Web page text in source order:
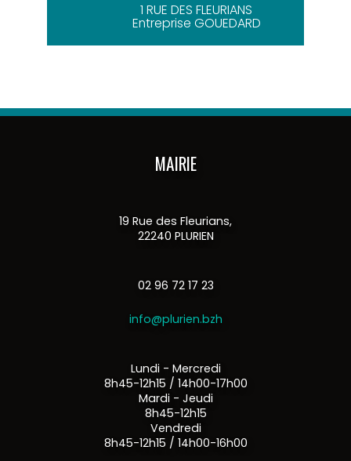
1 RUE DES FLEURIANS
Entreprise GOUEDARD
MAIRIE
19 Rue des Fleurians,
22240 PLURIEN
02 96 72 17 23
info@plurien.bzh
Lundi - Mercredi
8h45-12h15 / 14h00-17h00
Mardi - Jeudi
8h45-12h15
Vendredi
8h45-12h15 / 14h00-16h00